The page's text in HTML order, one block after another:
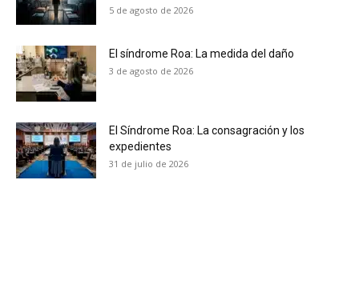
No te pierdas de las
5 de agosto de 2026
El síndrome Roa: La medida del daño
3 de agosto de 2026
El Síndrome Roa: La consagración y los
expedientes
31 de julio de 2026